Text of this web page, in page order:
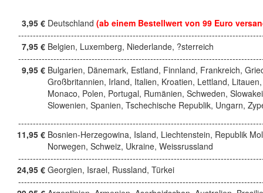
3,95 € Deutschland (ab einem Bestellwert von 99 Euro
7,95 € Belgien, Luxemberg, Niederlande, ?sterreich
9,95 € Bulgarien, Dänemark, Estland, Finnland, Frankreich,
Großbritannien, Irland, Italien, Kroatien, Lettland, Litauen,
Monaco, Polen, Portugal, Rumänien, Schweden,
Slowenien, Spanien, Tschechische Republik, Ungarn,
11,95 € Bosnien-Herzegowina, Island, Liechtenstein, Republik
Norwegen, Schweiz, Ukraine, Weissrussland
24,95 € Georgien, Israel, Russland, Türkei